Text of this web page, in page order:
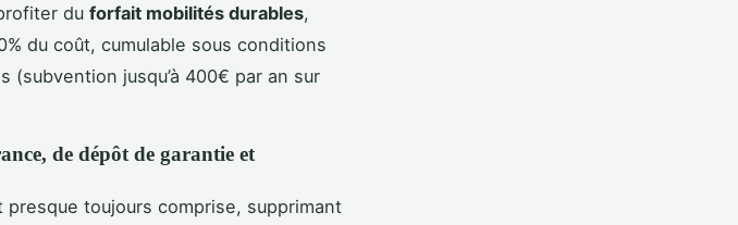
du forfait mobilités durables,
du coût, cumulable sous conditions
(subvention jusqu’à 400€ par an sur
de dépôt de garantie et
presque toujours comprise, supprimant